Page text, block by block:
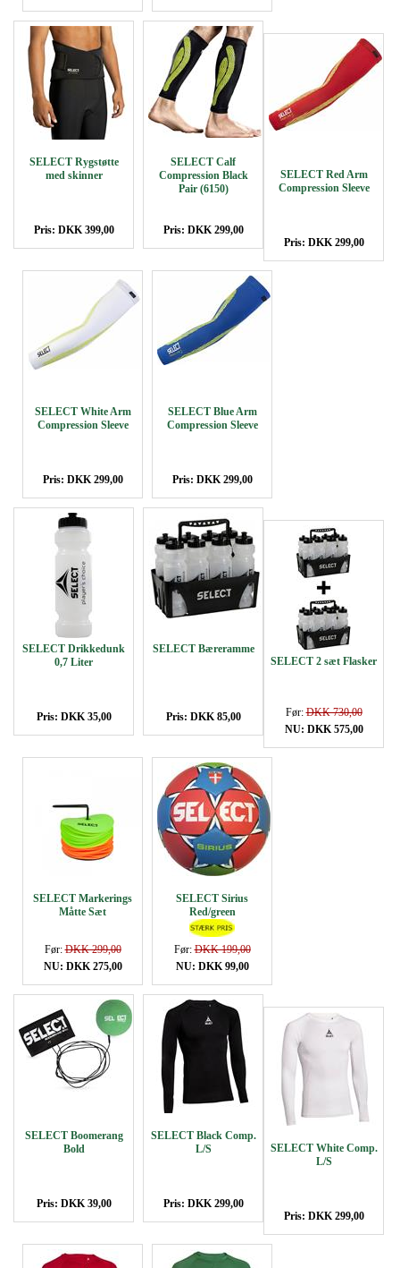
SELECT Rygstøtte
med skinner
Pris: DKK 399,00
SELECT Calf
Compression Black
Pair (6150)
Pris: DKK 299,00
SELECT Red Arm
Compression Sleeve
Pris: DKK 299,00
SELECT White Arm
Compression Sleeve
Pris: DKK 299,00
SELECT Blue Arm
Compression Sleeve
Pris: DKK 299,00
SELECT Drikkedunk
0,7 Liter
Pris: DKK 35,00
SELECT Bæreramme
Pris: DKK 85,00
SELECT 2 sæt Flasker
Før:DKK 730,00
NU: DKK 575,00
SELECT Markerings
Måtte Sæt
Før:DKK 299,00
NU: DKK 275,00
SELECT Sirius
Red/green
Før:DKK 199,00
NU: DKK 99,00
SELECT Boomerang
Bold
Pris: DKK 39,00
SELECT Black Comp.
L/S
Pris: DKK 299,00
SELECT White Comp.
L/S
Pris: DKK 299,00